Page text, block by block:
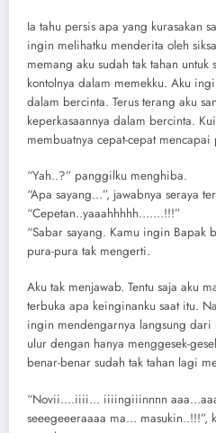
Ia tahu persis apa yang kurasakan
ingin melihatku menderita oleh
memang aku sudah tak tahan
kontolnya dalam memekku. Aku
dalam bercinta. Terus terang aku
keperkasaannya dalam bercinta.
membuatnya cepat-cepat mencapai
“Yah..?” panggilku menghiba.
“Apa sayang…”, jawabnya seraya
“Cepetan..yaaahhhhh…….!!!”
“Sabar sayang. Kamu ingin
pura-pura tak mengerti.
Aku tak menjawab. Tentu saja aku
terbuka apa keinginanku saat itu.
ingin mendengarnya langsung
ulur dengan hanya menggesek-
benar-benar sudah tak tahan lagi
“Novii….iiii… iiiingiiinnnn
seeegeeeraaaa ma… masukin..!!!”,